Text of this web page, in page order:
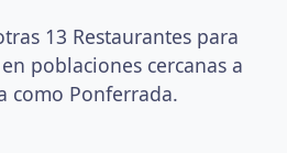
13 Restaurantes para
poblaciones cercanas a
como Ponferrada.